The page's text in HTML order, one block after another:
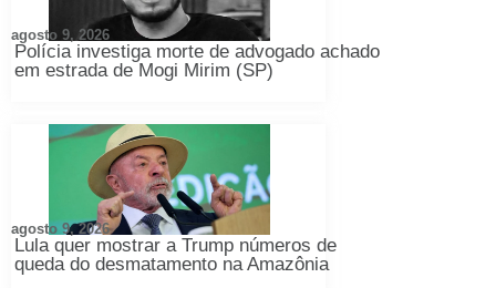
Polícia investiga morte de advogado achado
em estrada de Mogi Mirim (SP)
agosto 9, 2026
Lula quer mostrar a Trump números de
queda do desmatamento na Amazônia
agosto 9, 2026